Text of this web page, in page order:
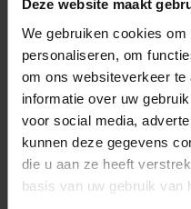
Deze website maakt
We gebruiken cookies
personaliseren, om
om ons websiteverkeer
informatie over uw
voor social media,
kunnen deze gegevens
die u aan ze heeft
basis van uw gebruik van